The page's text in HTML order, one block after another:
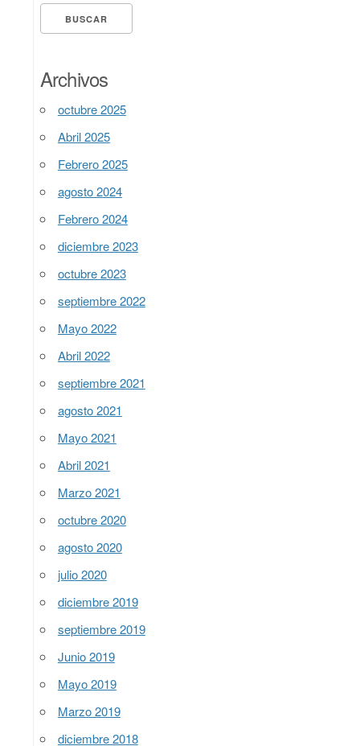
Archivos
octubre 2025
Abril 2025
Febrero 2025
agosto 2024
Febrero 2024
diciembre 2023
octubre 2023
septiembre 2022
Mayo 2022
Abril 2022
septiembre 2021
agosto 2021
Mayo 2021
Abril 2021
Marzo 2021
octubre 2020
agosto 2020
julio 2020
diciembre 2019
septiembre 2019
Junio 2019
Mayo 2019
Marzo 2019
diciembre 2018